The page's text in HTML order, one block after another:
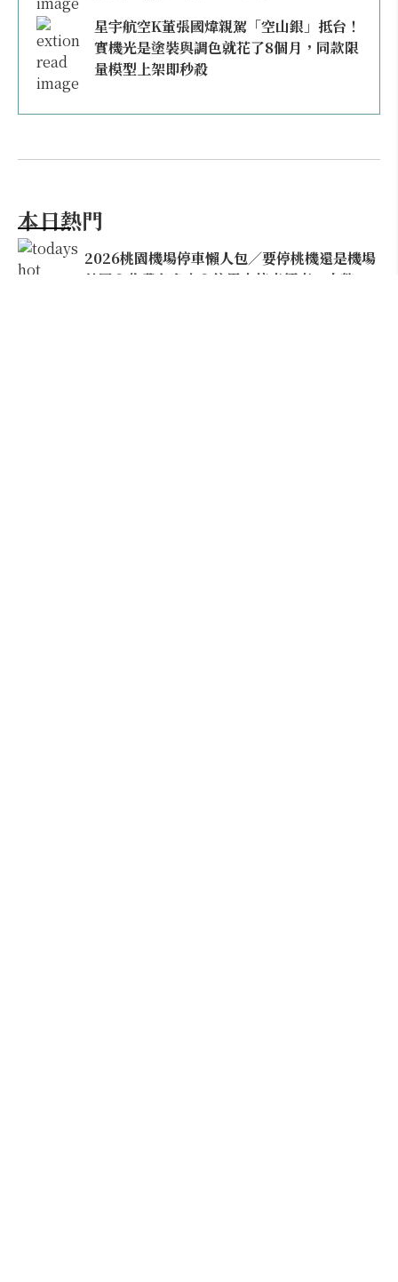
星宇航空K董張國煒親駕「空山銀」抵台！
實機光是塗裝與調色就花了8個月，同款限
量模型上架即秒殺
本日熱門
2026桃園機場停車懶人包／要停桃機還是機場
外圍？收費各多少？信用卡停車優惠一次整